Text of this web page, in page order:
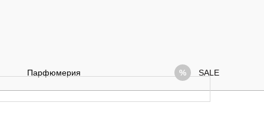
Парфюмерия SALE